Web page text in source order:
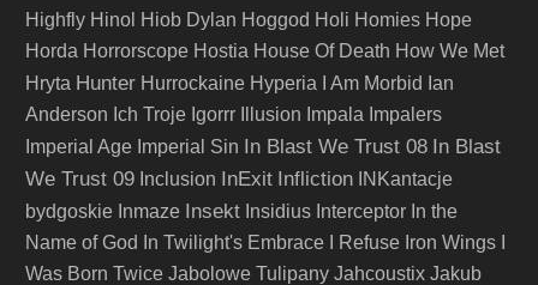
Highfly Hinol Hiob Dylan Hoggod Holi Homies Hope
Horda Horrorscope Hostia House Of Death How We Met
Hryta Hunter Hurrockaine Hyperia I Am Morbid Ian
Anderson Ich Troje Igorrr Illusion Impala Impalers
Imperial Age Imperial Sin In Blast We Trust 08 In Blast
We Trust 09 Inclusion InExit Infliction INKantacje
bydgoskie Inmaze Insekt Insidius Interceptor In the
Name of God
In Twilight's Embrace I Refuse Iron Wings
Was Born Twice Jabolowe Tulipany Jahcoustix Jakub